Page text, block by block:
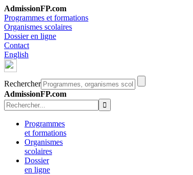
AdmissionFP.com
Programmes et formations
Organismes scolaires
Dossier en ligne
Contact
English
Rechercher
AdmissionFP.com
Programmes
et formations
Organismes
scolaires
Dossier
en ligne